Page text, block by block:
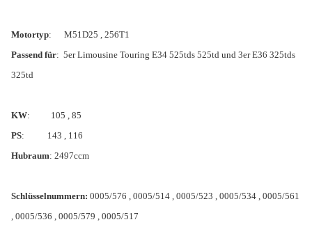
Motortyp:
M51D25 , 256T1
Passend für: 5er Limousine Touring E34 525tds 525td und 3er E36 325tds
325td
KW: 105 , 85
PS:
143 , 116
Hubraum: 2497ccm
Schlüsselnummern: 0005/576 , 0005/514 , 0005/523 , 0005/534 , 0005/561
, 0005/536 , 0005/579 , 0005/517